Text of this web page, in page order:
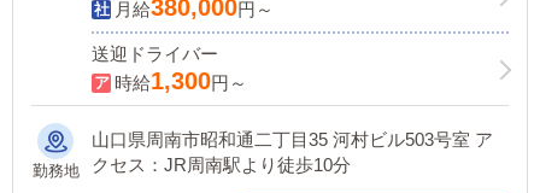
月給380,000円～
送迎ドライバー
時給1,300円～
勤務地
山口県周南市昭和通二丁目35 河村ビル503号室 ア
クセス：JR周南駅より徒歩10分